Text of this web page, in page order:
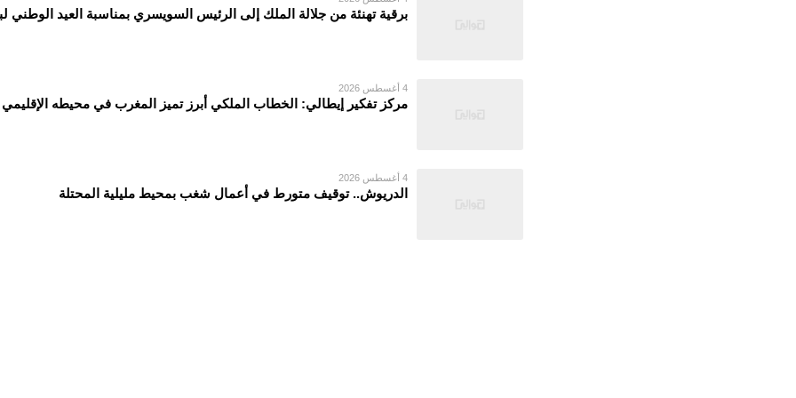
برقية تهنئة من جلالة الملك إلى الرئيس السويسري بمناسبة العيد الوطني
4 أغسطس 2026
مركز تفكير إيطالي: الخطاب الملكي أبرز تميز المغرب في محيطه الإقليمي
4 أغسطس 2026
الدريوش.. توقيف متورط في أعمال شغب بمحيط مليلية المحتلة